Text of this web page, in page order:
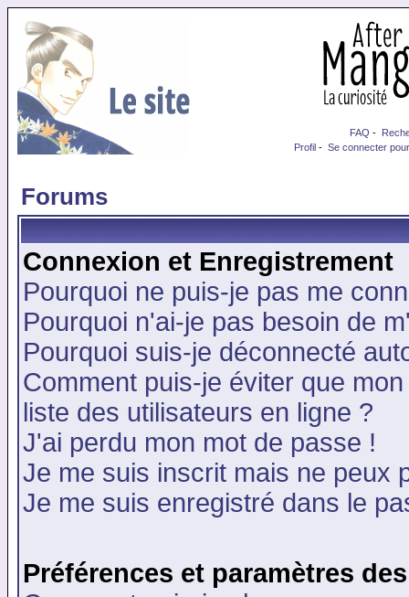
FAQ -
Profil - Se connecter
Forums
Connexion et Enregistrement
Pourquoi ne puis-je pas me
Pourquoi n'ai-je pas besoin de
Pourquoi suis-je déconnecté
Comment puis-je éviter que
liste des utilisateurs en ligne ?
J'ai perdu mon mot de passe !
Je me suis inscrit mais ne peux
Je me suis enregistré dans le
Préférences et paramètres